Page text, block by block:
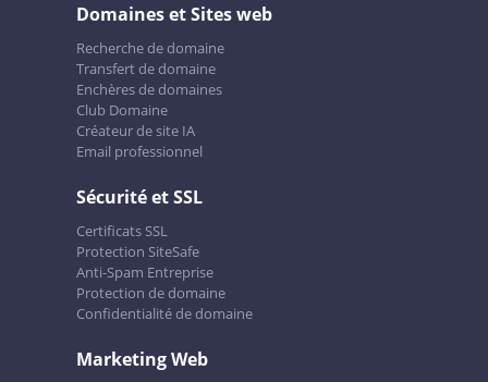
Domaines et Sites web
Recherche de domaine
Transfert de domaine
Enchères de domaines
Club Domaine
Créateur de site IA
Email professionnel
Sécurité et SSL
Certificats SSL
Protection SiteSafe
Anti-Spam Entreprise
Protection de domaine
Confidentialité de domaine
Marketing Web